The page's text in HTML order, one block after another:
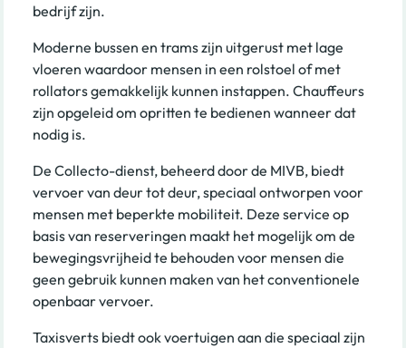
bedrijf zijn.
Moderne bussen en trams zijn uitgerust met lage
vloeren waardoor mensen in een rolstoel of met
rollators gemakkelijk kunnen instappen. Chauffeurs
zijn opgeleid om opritten te bedienen wanneer dat
nodig is.
De Collecto-dienst, beheerd door de MIVB, biedt
vervoer van deur tot deur, speciaal ontworpen voor
mensen met beperkte mobiliteit. Deze service op
basis van reserveringen maakt het mogelijk om de
bewegingsvrijheid te behouden voor mensen die
geen gebruik kunnen maken van het conventionele
openbaar vervoer.
Taxisverts biedt ook voertuigen aan die speciaal zijn